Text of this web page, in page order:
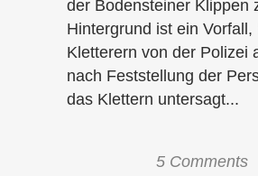
der Bodensteiner Klippen
Hintergrund ist ein Vorfall,
Kletterern von der Polizei
nach Feststellung der
das Klettern untersagt...
5 Comments